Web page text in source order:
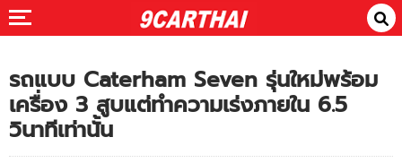
รถแบบ Caterham Seven รุ่นใหม่พร้อม
เครื่อง 3 สูบแต่ทำความเร่งภายใน 6.5
วินาทีเท่านั้น